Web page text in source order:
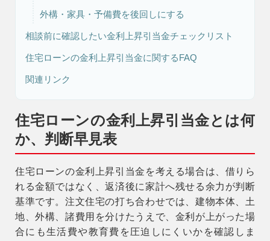
外構・家具・予備費を後回しにする
相談前に確認したい金利上昇引当金チェックリスト
住宅ローンの金利上昇引当金に関するFAQ
関連リンク
住宅ローンの金利上昇引当金とは何
か、判断早見表
住宅ローンの金利上昇引当金を考える場合は、借りら
れる金額ではなく、返済後に家計へ残せる余力が判断
基準です。注文住宅の打ち合わせでは、建物本体、土
地、外構、諸費用を分けたうえで、金利が上がった場
合にも生活費や教育費を圧迫しにくいかを確認しま